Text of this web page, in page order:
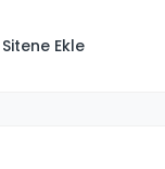
Sitene Ekle